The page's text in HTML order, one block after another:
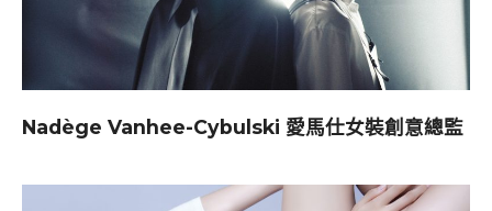
Nadège Vanhee-Cybulski 愛馬仕女裝創意總監